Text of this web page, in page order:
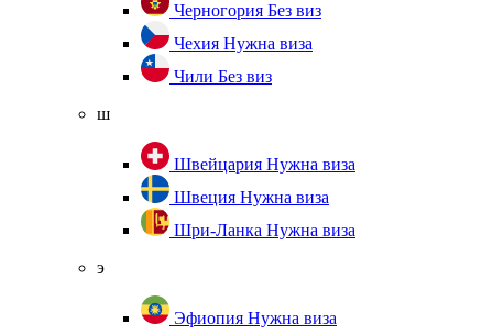
Черногория Без виз
Чехия Нужна виза
Чили Без виз
ш
Швейцария Нужна виза
Швеция Нужна виза
Шри-Ланка Нужна виза
э
Эфиопия Нужна виза